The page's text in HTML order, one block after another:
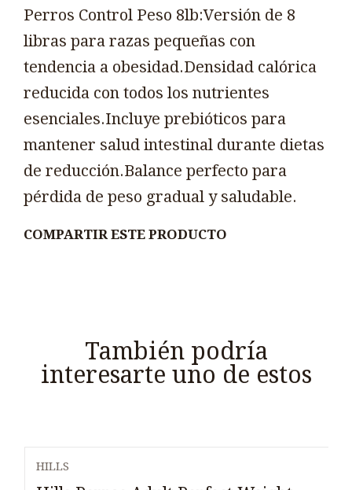
Perros Control Peso 8lb:Versión de 8
libras para razas pequeñas con
tendencia a obesidad.Densidad calórica
reducida con todos los nutrientes
esenciales.Incluye prebióticos para
mantener salud intestinal durante dietas
de reducción.Balance perfecto para
pérdida de peso gradual y saludable.
COMPARTIR ESTE PRODUCTO
También podría
interesarte uno de estos
HILLS